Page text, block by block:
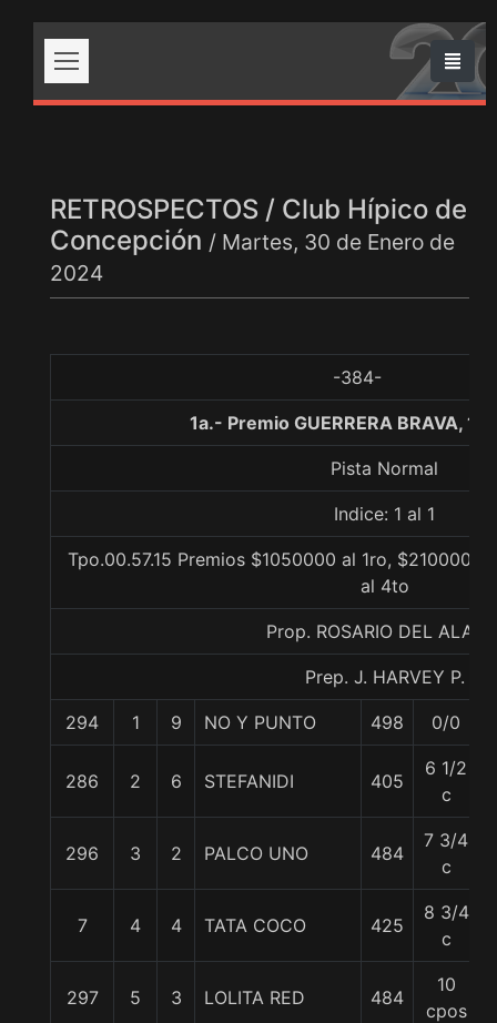
RETROSPECTOS / Club Hípico de
Concepción / Martes, 30 de Enero de
2024
-384-
1a.- Premio GUERRERA BRAVA,
Pista Normal
Indice: 1 al 1
Tpo.00.57.15 Premios $1050000 al 1ro, $210000
al 4to
Prop. ROSARIO DEL
Prep. J. HARVEY P.
294 1 9 NO Y PUNTO 498 0/0
286 2 6 STEFANIDI 405
6 1/2
c
296 3 2 PALCO UNO 484
7 3/4
c
7 4 4 TATA COCO 425
8 3/4
c
297 5 3 LOLITA RED 484
10
cpos